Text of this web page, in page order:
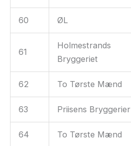
60 ØL
61
Holmestrands
Bryggeriet
62 To Tørste Mænd
63 Priisens Bryggerier
64 To Tørste Mænd